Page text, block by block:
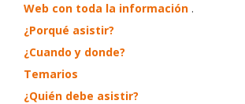
Web con toda la información .
¿Porqué asistir?
¿Cuando y donde?
Temarios
¿Quién debe asistir?